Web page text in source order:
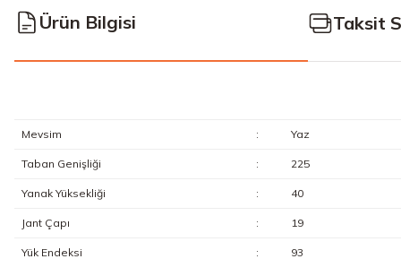
Ürün Bilgisi Taksit
Mevsim : Yaz
Taban Genişliği : 225
Yanak Yüksekliği : 40
Jant Çapı : 19
Yük Endeksi : 93